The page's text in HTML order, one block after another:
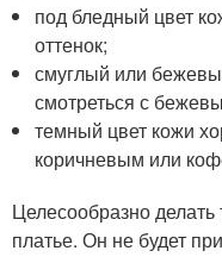
под бледный цвет
оттенок;
смуглый или
смотреться с
темный цвет кожи
коричневым или
Целесообразно
платье. Он не будет